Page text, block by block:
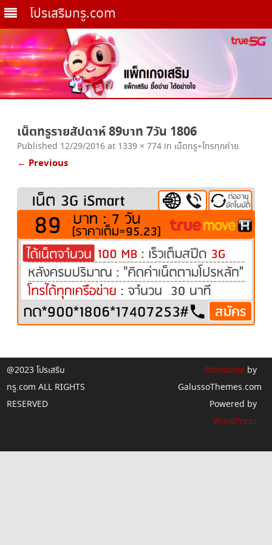
โปรเสริมทรู.com
content
เน็ตทรูรายสัปดาห์ 89บาท 7วัน 1806
Published 12/29/2016 at 1339 × 774 in เน็ตทรู+โทรทุกค่าย.
← Previous
@2023 โปรเสริม
ทรู.com ALL RIGHTS
RESERVED
Ribosomeby
GalussoThemes.com
Powered by
WordPress